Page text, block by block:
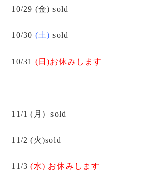
10/29 (金) sold
10/30 (土) sold
10/31 (日)お休みします
11/1 (月) sold
11/2 (火)sold
11/3 (水) お休みします